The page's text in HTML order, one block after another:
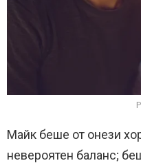
Майк беше от онези
невероятен баланс;